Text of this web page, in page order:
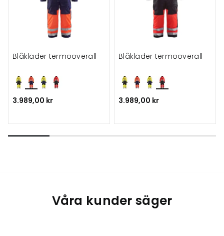
Blåkläder termooverall
3.989,00 kr
Blåkläder termooverall
3.989,00 kr
Våra kunder säger